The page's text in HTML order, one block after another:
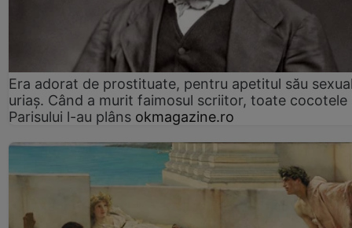
Era adorat de prostituate, pentru apetitul său
uriaș. Când a murit faimosul scriitor, toate cocotele
Parisului l-au plâns okmagazine.ro